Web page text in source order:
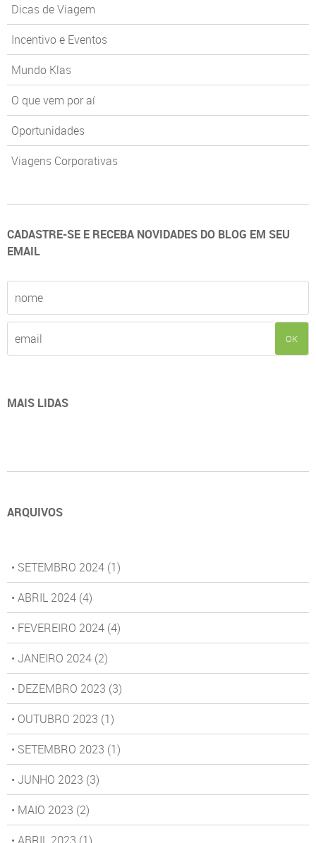
Dicas de Viagem
Incentivo e Eventos
Mundo Klas
O que vem por aí
Oportunidades
Viagens Corporativas
CADASTRE-SE E RECEBA NOVIDADES DO BLOG EM SEU
EMAIL
OK
MAIS LIDAS
ARQUIVOS
• SETEMBRO 2024 (1)
• ABRIL 2024 (4)
• FEVEREIRO 2024 (4)
• JANEIRO 2024 (2)
• DEZEMBRO 2023 (3)
• OUTUBRO 2023 (1)
• SETEMBRO 2023 (1)
• JUNHO 2023 (3)
• MAIO 2023 (2)
• ABRIL 2023 (1)